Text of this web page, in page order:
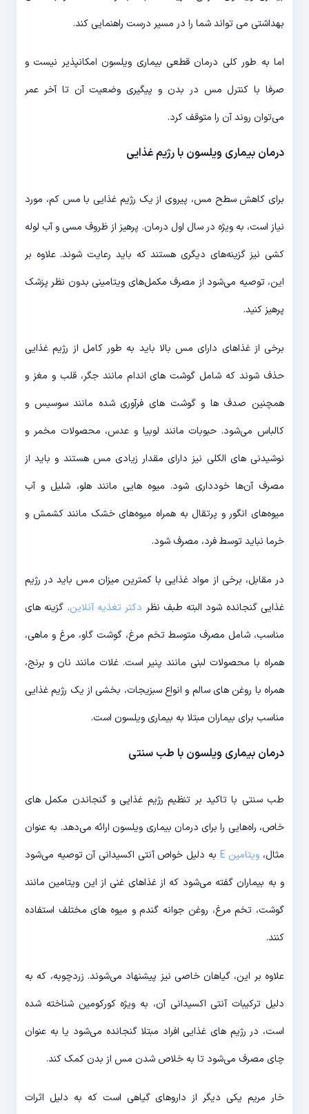
بهداشتی می تواند شما را در مسیر درست راهنمایی کند.
اما به طور کلی درمان قطعی بیماری ویلسون امکانپذیر نیست و
صرفا با کنترل مس در بدن و پیگیری وضعیت آن تا آخر عمر
می‌توان روند آن را متوقف کرد.
درمان بیماری ویلسون با رژیم غذایی
برای کاهش سطح مس، پیروی از یک رژیم غذایی با مس کم، مورد
نیاز است، به ویژه در سال اول درمان. پرهیز از ظروف مسی و آب لوله
کشی نیز گزینه‌های دیگری هستند که باید رعایت شوند. علاوه بر
این، توصیه می‌شود از مصرف مکمل‌های ویتامینی بدون نظر پزشک
پرهیز کنید.
برخی از غذاهای دارای مس بالا باید به طور کامل از رژیم غذایی
حذف شوند که شامل گوشت های اندام مانند جگر، قلب و مغز و
همچنین صدف ها و گوشت های فرآوری شده مانند سوسیس و
کالباس می‌شود. حبوبات مانند لوبیا و عدس، محصولات مخمر و
نوشیدنی های الکلی نیز دارای مقدار زیادی مس هستند و باید از
مصرف آن‌ها خودداری شود. میوه هایی مانند هلو، شلیل و آب
میوه‌های انگور و پرتقال به همراه میوه‌های خشک مانند کشمش و
خرما نباید توسط فرد، مصرف شود.
در مقابل، برخی از مواد غذایی با کمترین میزان مس باید در رژیم
غذایی گنجانده شود البته طبف نظر دکتر تغذیه آنلاین. گزینه های
مناسب، شامل مصرف متوسط ​​​​تخم مرغ، گوشت گاو، مرغ و ماهی،
همراه با محصولات لبنی مانند پنیر است. غلات مانند نان و برنج،
همراه با روغن های سالم و انواع سبزیجات، بخشی از یک رژیم غذایی
مناسب برای بیماران مبتلا به بیماری ویلسون است.
درمان بیماری ویلسون با طب سنتی
طب سنتی با تاکید بر تنظیم رژیم غذایی و گنجاندن مکمل های
خاص، راه‌هایی را برای درمان بیماری ویلسون ارائه می‌دهد. به عنوان
مثال، ویتامین E
به دلیل خواص آنتی اکسیدانی آن توصیه می‌شود
و به بیماران گفته می‌شود که از غذاهای غنی از این ویتامین مانند
گوشت، تخم مرغ، روغن جوانه گندم و میوه های مختلف استفاده
کنند.
علاوه بر این، گیاهان خاصی نیز پیشنهاد می‌شوند. زردچوبه، که به
دلیل ترکیبات آنتی اکسیدانی آن، به ویژه کورکومین شناخته شده
است، در رژیم های غذایی افراد مبتلا گنجانده می‌شود یا به عنوان
چای مصرف می‌شود تا به خلاص شدن مس از بدن کمک کند.
خار مریم یکی دیگر از داروهای گیاهی است که به دلیل اثرات